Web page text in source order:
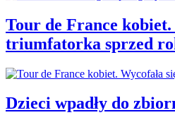
Tour de France kobiet.
triumfatorka sprzed
Dzieci wpadły do